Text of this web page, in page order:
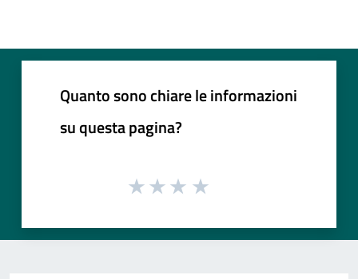
Quanto sono chiare le informazioni
su questa pagina?